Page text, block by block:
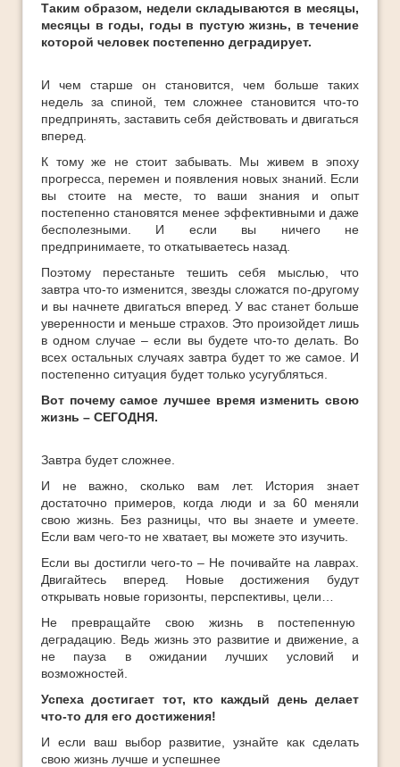
Таким образом, недели складываются в месяцы,
месяцы в годы, годы в пустую жизнь, в течение
которой человек постепенно деградирует.
И чем старше он становится, чем больше таких
недель за спиной, тем сложнее становится что-то
предпринять, заставить себя действовать и двигаться
вперед.
К тому же не стоит забывать. Мы живем в эпоху
прогресса, перемен и появления новых знаний. Если
вы стоите на месте, то ваши знания и опыт
постепенно становятся менее эффективными и даже
бесполезными. И если вы ничего не
предпринимаете, то откатываетесь назад.
Поэтому перестаньте тешить себя мыслью, что
завтра что-то изменится, звезды сложатся по-другому
и вы начнете двигаться вперед. У вас станет больше
уверенности и меньше страхов. Это произойдет лишь
в одном случае – если вы будете что-то делать. Во
всех остальных случаях завтра будет то же самое. И
постепенно ситуация будет только усугубляться.
Вот почему самое лучшее время изменить свою
жизнь – СЕГОДНЯ.
Завтра будет сложнее.
И не важно, сколько вам лет. История знает
достаточно примеров, когда люди и за 60 меняли
свою жизнь. Без разницы, что вы знаете и умеете.
Если вам чего-то не хватает, вы можете это изучить.
Если вы достигли чего-то – Не почивайте на лаврах.
Двигайтесь вперед. Новые достижения будут
открывать новые горизонты, перспективы, цели…
Не превращайте свою жизнь в постепенную
деградацию. Ведь жизнь это развитие и движение, а
не пауза в ожидании лучших условий и
возможностей.
Успеха достигает тот, кто каждый день делает
что-то для его достижения!
И если ваш выбор развитие, узнайте как сделать
свою жизнь лучше и успешнее